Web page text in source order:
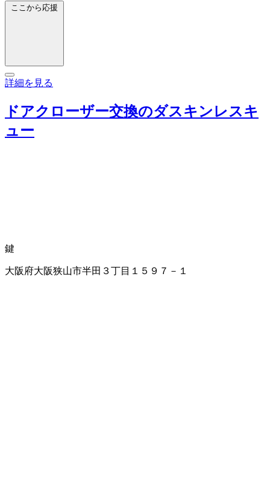
ここから応援
詳細を見る
ドアクローザー交換のダスキンレスキ
ュー
鍵
大阪府大阪狭山市半田３丁目１５９７－１